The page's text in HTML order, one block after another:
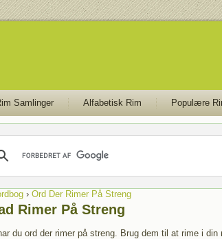
Samlinger Alfabetisk Rim Populære
› Ord Der Rimer På Streng
Rimer På Streng
du ord der rimer på streng. Brug dem til at rime i